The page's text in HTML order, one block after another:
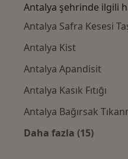
Antalya şehrinde ilgili
Antalya Safra Kesesi
Antalya Kist
Antalya Apandisit
Antalya Kasık Fıtığı
Antalya Bağırsak
Daha fazla (15)